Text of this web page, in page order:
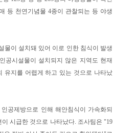
등 천연기념물 4종이 관찰되는 등 야생
물이 설치돼 있어 이로 인한 침식이 발생
공시설물이 설치되지 않은 지역도 현재
유지를 어렵게 하고 있는 것으로 나타났
공제방으로 인해 해안침식이 가속화되
시급한 것으로 나타났다. 조사팀은 "19